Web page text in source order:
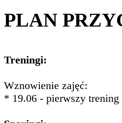
PLAN
Treningi:
Wznowienie zajęć:
* 19.06 - pierwszy trening